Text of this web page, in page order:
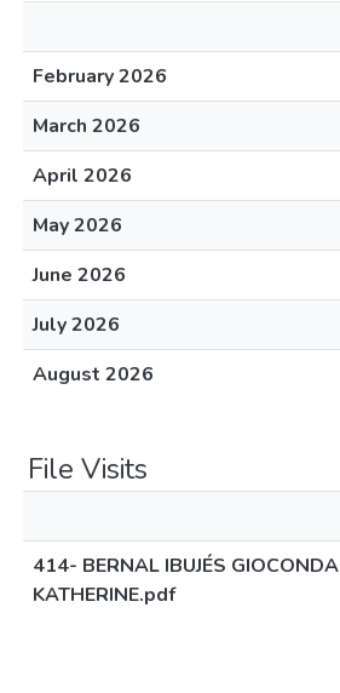
February 2026
March 2026
April 2026
May 2026
June 2026
July 2026
August 2026
File Visits
414- BERNAL IBUJÉS GIOCONDA
KATHERINE.pdf